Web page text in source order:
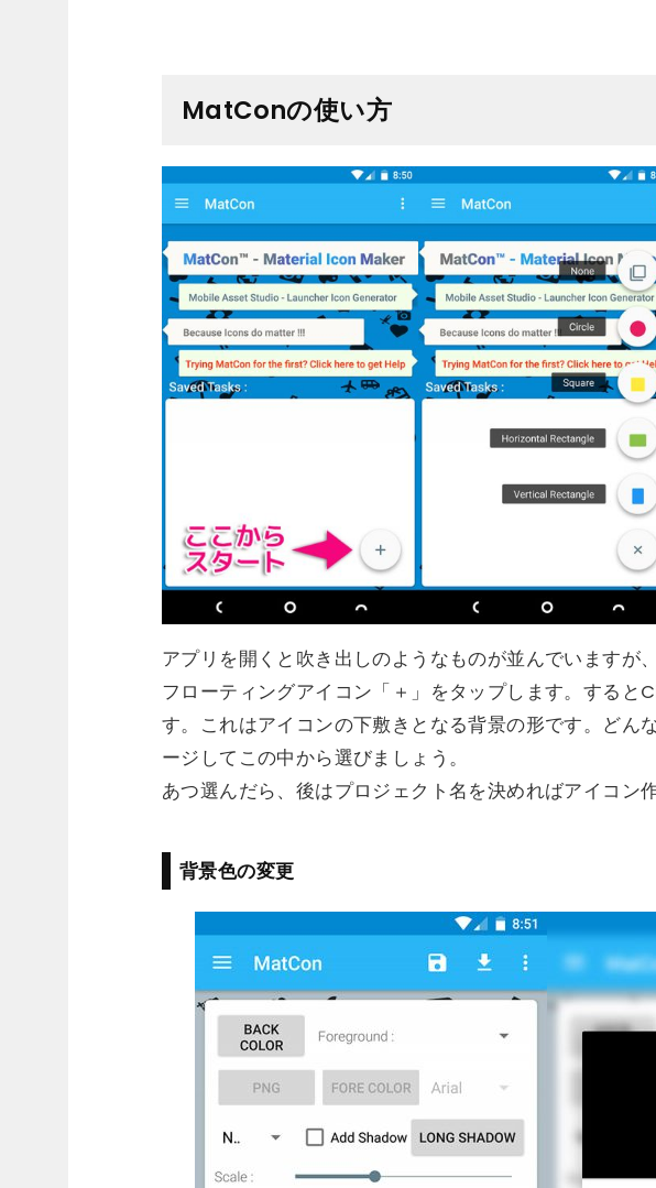
MatConの使い方
アプリを開くと吹き出しのようなものが並んでいますが
フローティングアイコン「＋」をタップします。する
す。これはアイコンの下敷きとなる背景の形です。どん
ージしてこの中から選びましょう。
あつ選んだら、後はプロジェクト名を決めればアイコン
背景色の変更